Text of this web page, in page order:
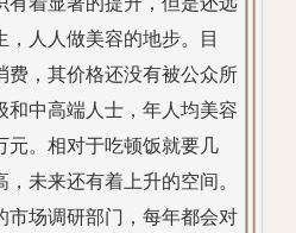
人人做美容的地步。目
费，其价格还没有被公众所
和中高端人士，年人均美容
元。相对于吃顿饭就要几
未来还有着上升的空间。
场调研部门，每年都会对